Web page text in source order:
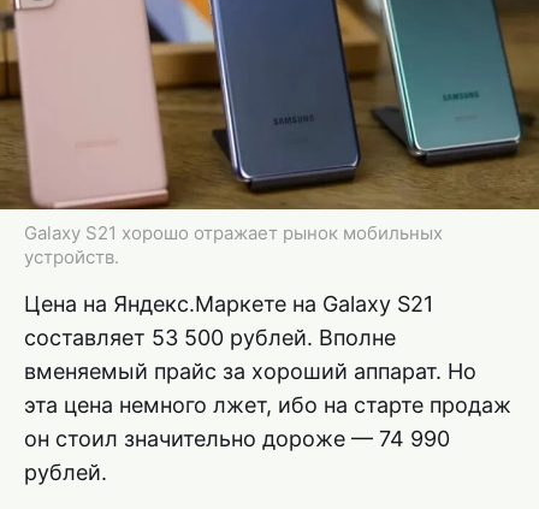
Galaxy S21 хорошо отражает рынок мобильных
устройств.
Цена на Яндекс.Маркете на Galaxy S21
составляет 53 500 рублей. Вполне
вменяемый прайс за хороший аппарат. Но
эта цена немного лжет, ибо на старте продаж
он стоил значительно дороже — 74 990
рублей.